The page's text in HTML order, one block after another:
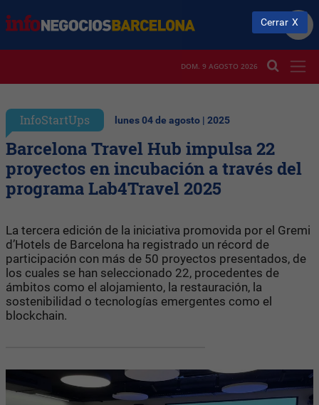
DOM. 9 AGOSTO 2026
InfoStartUps lunes 04 de agosto | 2025
Barcelona Travel Hub impulsa 22
proyectos en incubación a través del
programa Lab4Travel 2025
La tercera edición de la iniciativa promovida por el Gremi
d’Hotels de Barcelona ha registrado un récord de
participación con más de 50 proyectos presentados, de
los cuales se han seleccionado 22, procedentes de
ámbitos como el alojamiento, la restauración, la
sostenibilidad o tecnologías emergentes como el
blockchain.
Cerrar